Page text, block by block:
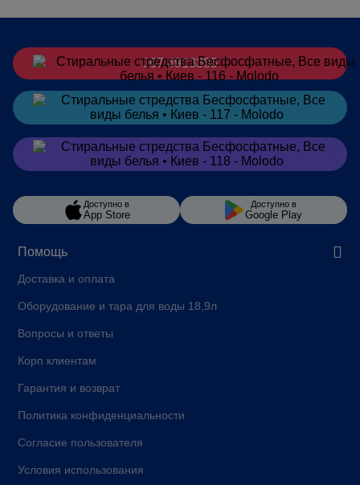
Помощь
Доставка и оплата
Оборудование и тара для воды 18,9л
Вопросы и ответы
Корп клиентам
Гарантия и возврат
Политика конфиденциальности
Согласие пользователя
Условия использования
067 4913385
Заказатьв Telegram
Заказатьв Viber
Доступно в
App Store
Доступно в
Google Play